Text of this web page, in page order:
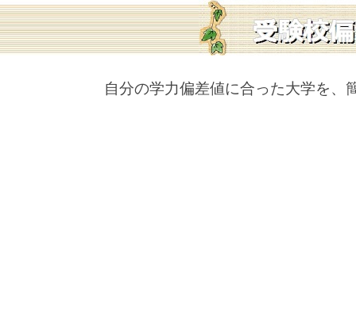
自分の学力偏差値に合った大学を、